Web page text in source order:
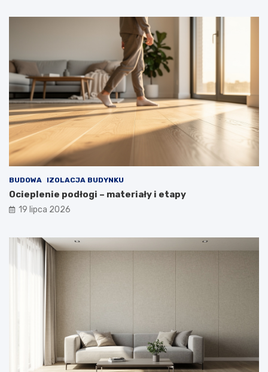
BUDOWA IZOLACJA BUDYNKU
Ocieplenie podłogi – materiały i etapy
19 lipca 2026